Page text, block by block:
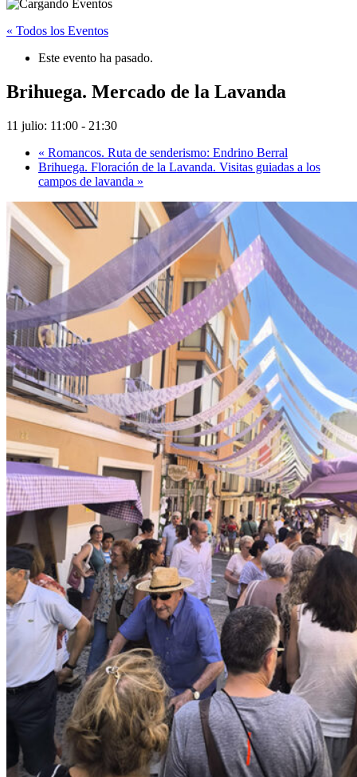
« Todos los Eventos
Este evento ha pasado.
Brihuega. Mercado de la Lavanda
11 julio: 11:00 - 21:30
« Romancos. Ruta de senderismo: Endrino Berral
Brihuega. Floración de la Lavanda. Visitas guiadas a los
campos de lavanda »